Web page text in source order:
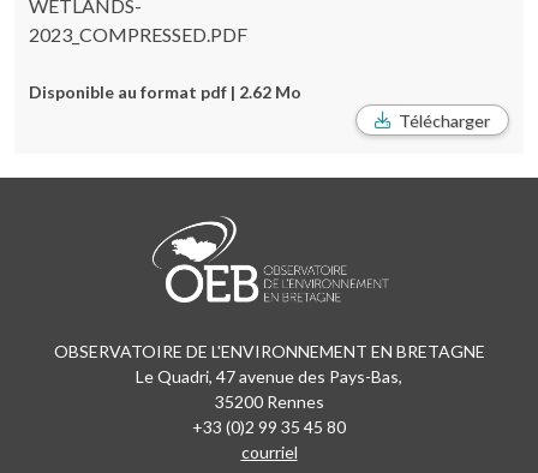
WETLANDS-
2023_COMPRESSED.PDF
Disponible au format pdf | 2.62 Mo
Télécharger
OBSERVATOIRE DE L'ENVIRONNEMENT EN BRETAGNE
Le Quadri, 47 avenue des Pays-Bas,
35200 Rennes
+33 (0)2 99 35 45 80
courriel